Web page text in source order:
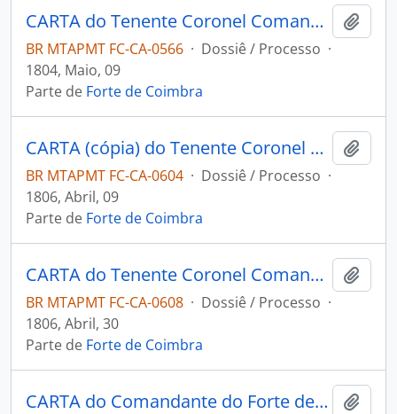
CARTA do Tenente Coronel Comandante do Presídio de Coimbra Ricardo Franco de Almeida Serra ao Governador e Capitão-General da Capitania de Mato Grosso Manoel Carlos de Abreu e Menezes.
BR MTAPMT FC-CA-0566 · Dossiê / Processo ·
1804, Maio, 09
Parte de Forte de Coimbra
CARTA (cópia) do Tenente Coronel Comandante de Coimbra Ricardo Franco de Almeida Serra ao Tenente Jerônimo Joaquim Nunes.
BR MTAPMT FC-CA-0604 · Dossiê / Processo ·
1806, Abril, 09
Parte de Forte de Coimbra
CARTA do Tenente Coronel Comandante de Coimbra Ricardo Franco de Almeida Serra à Terceira Junta Governativa da Capitania de Mato Grosso.
BR MTAPMT FC-CA-0608 · Dossiê / Processo ·
1806, Abril, 30
Parte de Forte de Coimbra
CARTA do Comandante do Forte de Coimbra Ricardo Franco de Almeida Serra à Terceira Junta Governativa da Capitania de Mato Grosso.